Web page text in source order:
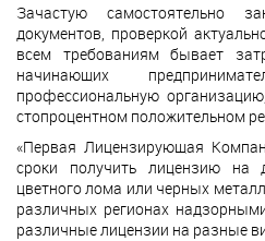
Зачастую самостоятельно
документов, проверкой
всем требованиям бывает
начинающих
профессиональную
стопроцентном положительном
«Первая Лицензирующая
сроки получить лицензию на
цветного лома или черных
различных регионах
различные лицензии на разные